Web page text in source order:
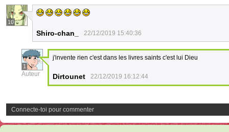
10
Shiro-chan_ 22/12/2019 15:40:36
1
Auteur
j'invente rien c'est dans les livres saints c'est lui Dieu
Dirtounet 22/12/2019 16:12:44
Connecte-toi pour commenter